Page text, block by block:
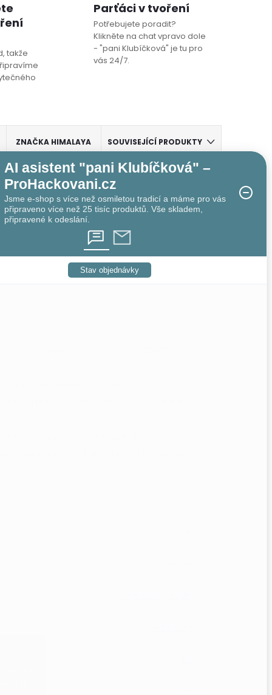
a
takže
Parťáci v tvoření
Potřebujete poradit?
Klikněte na chat vpravo dole
- "pani Klubíčková" je tu pro
vás 24/7.
ZNAČKA HIMALAYA SOUVISEJÍCÍ PRODUKTY
cm a při pletení čtverec cca 35x35 cm, v
sametová na dotek.
a přehozy, ale vyrobíte z nich i krásné
/ sušit volně rozložené.
zobrazovat odlišně. Tuto vlastnost určují
AI asistent "pani Klubíčková" –
ProHackovani.cz
Jsme e-shop s více než osmiletou tradicí a máme pro vás
připraveno více než 25 tisíc produktů. Vše skladem,
připravené k odeslání.
Stav objednávky